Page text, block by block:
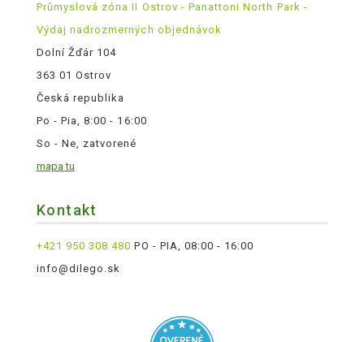
Průmyslová zóna II Ostrov - Panattoni North Park -
Výdaj nadrozmerných objednávok
Dolní Žďár 104
363 01 Ostrov
Česká republika
Po - Pia, 8:00 - 16:00
So - Ne, zatvorené
mapa tu
Kontakt
+421 950 308 480 PO - PIA, 08:00 - 16:00
info@dilego.sk